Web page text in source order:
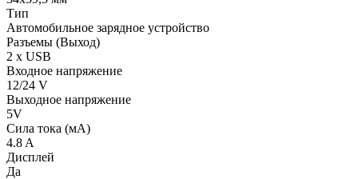
Тип
Автомобильное зарядное устройство
Разъемы (Выход)
2 x USB
Входное напряжение
12/24 V
Выходное напряжение
5V
Сила тока (мА)
4.8 A
Дисплей
Да